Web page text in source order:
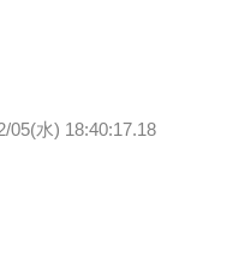
05(水) 18:40:17.18